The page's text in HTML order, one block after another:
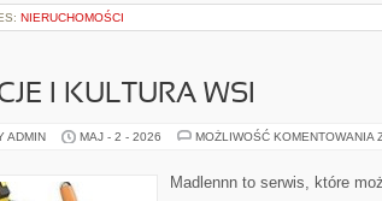
NIERUCHOMOŚCI
I KULTURA WSI
ADMIN MAJ - 2 - 2026 MOŻLIWOŚĆ KOMENTOWANIA
Madlennn to serwis, które